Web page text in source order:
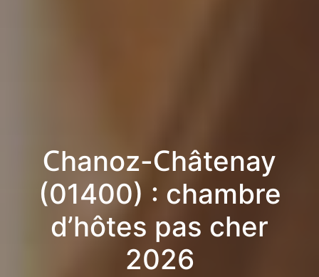
Chanoz-Châtenay
(01400) : chambre
d’hôtes pas cher
2026